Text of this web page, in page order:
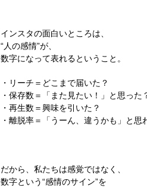
インスタの面白いところは、
“人の感情”が、
数字になって表れるということ。
・リーチ＝どこまで届いた？
・保存数＝「また見たい！」と思った
・再生数＝興味を引いた？
・離脱率＝「うーん、違うかも」と思
だから、私たちは感覚ではなく、
数字という“感情のサイン”を